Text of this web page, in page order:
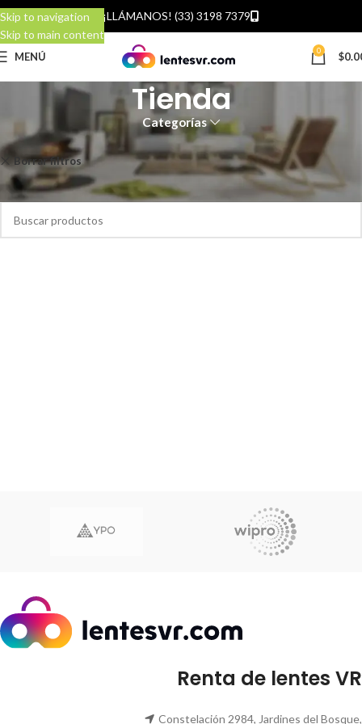
Skip to navigation
Skip to main content
¡LLÁMANOS! (33) 3198 7379
MENÚ 0 $
Tienda
Categorías
Inicio Tienda
Borrar filtros CES
No se encontraron productos que concuerden con la selección.
Renta de lentes VR
Constelación 2984, Jardines del Bosque,